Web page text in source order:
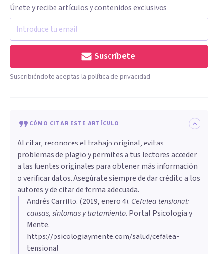
Únete y recibe artículos y contenidos exclusivos
Suscríbete
Suscribiéndote aceptas la política de privacidad
CÓMO CITAR ESTE ARTÍCULO
Al citar, reconoces el trabajo original, evitas
problemas de plagio y permites a tus lectores acceder
a las fuentes originales para obtener más información
o verificar datos. Asegúrate siempre de dar crédito a los
autores y de citar de forma adecuada.
Andrés Carrillo. (2019, enero 4). Cefalea tensional:
causas, síntomas y tratamiento. Portal Psicología y
Mente.
https://psicologiaymente.com/salud/cefalea-
tensional